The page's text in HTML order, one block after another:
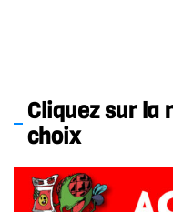
Cliquez sur la
choix